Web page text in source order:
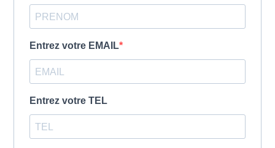
Entrez votre EMAIL
Entrez votre TEL